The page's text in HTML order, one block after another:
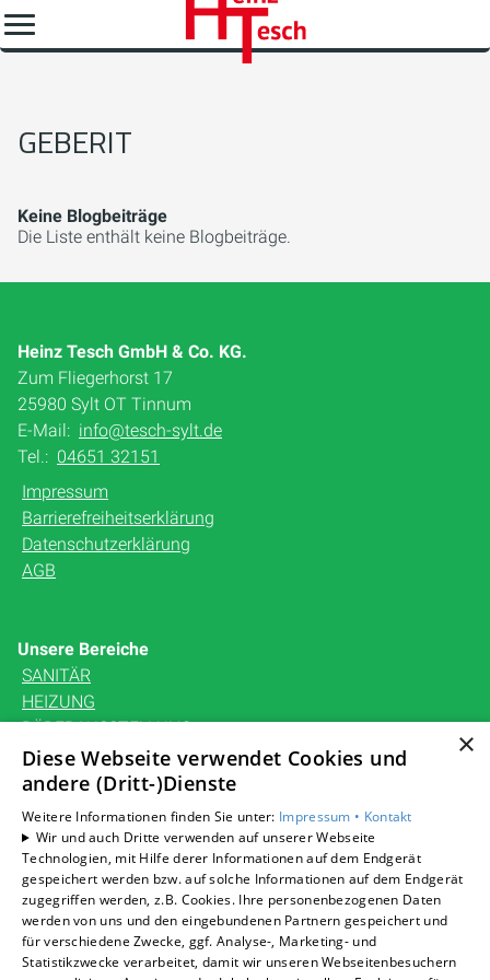
GEBERIT
Keine Blogbeiträge
Die Liste enthält keine Blogbeiträge.
Heinz Tesch GmbH & Co. KG.
Zum Fliegerhorst 17
25980 Sylt OT Tinnum
E-Mail: info@tesch-sylt.de
Tel.: 04651 32151
Impressum
Barrierefreiheitserklärung
Datenschutzerklärung
AGB
Unsere Bereiche
SANITÄR
HEIZUNG
BÄDERAUSSTELLUNG
KARRIERE
UNTERNEHMEN
KONTAKT
Um externe HTML-Inhalte anzuzeigen, benötigen wir
Ihre Einwilligung.
Weitere Informationen finden Sie in unserer
×
Diese Webseite verwendet Cookies und
andere (Dritt-)Dienste
Weitere Informationen finden Sie unter: Impressum • Kontakt
Wir und auch Dritte verwenden auf unserer Webseite
Technologien, mit Hilfe derer Informationen auf dem Endgerät
gespeichert werden bzw. auf solche Informationen auf dem Endgerät
zugegriffen werden, z.B. Cookies. Ihre personenbezogenen Daten
werden von uns und den eingebundenen Partnern gespeichert und
für verschiedene Zwecke, ggf. Analyse-, Marketing- und
Statistikzwecke verarbeitet, damit wir unseren Webseitenbesuchern